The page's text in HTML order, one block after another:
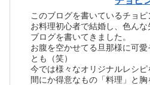
このブログを書いているチョピ
お料理初心者で結婚し、色ん
ブログを書いてきました。
お腹を空かせてる旦那様に可
とも（笑）
今では様々なオリジナルレシ
間にか得意なもの「料理」と